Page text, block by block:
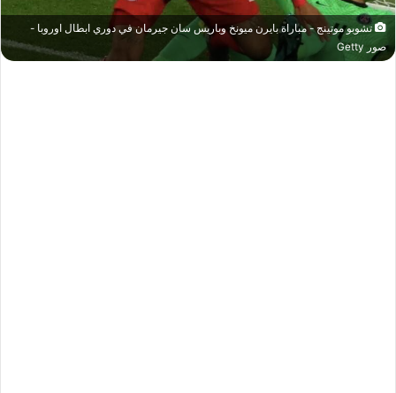
تشوبو موتينج - مباراة بايرن ميونخ وباريس سان جيرمان في دوري ابطال اوروبا -
صور Getty